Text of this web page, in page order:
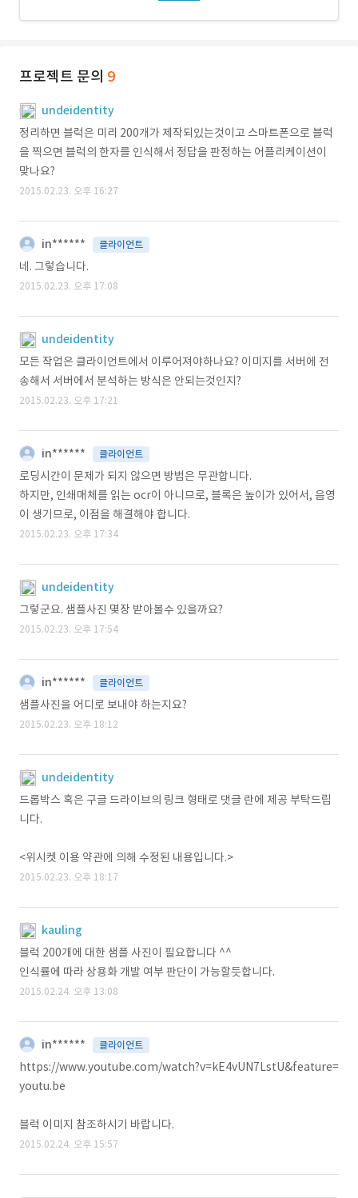
프로젝트 문의 9
undeidentity
정리하면 블럭은 미리 200개가 제작되있는것이고 스마트폰으로 블럭
을 찍으면 블럭의 한자를 인식해서 정답을 판정하는 어플리케이션이
맞나요?
2015.02.23. 오후 16:27
in****** 클라이언트
네. 그렇습니다.
2015.02.23. 오후 17:08
undeidentity
모든 작업은 클라이언트에서 이루어져야하나요? 이미지를 서버에 전
송해서 서버에서 분석하는 방식은 안되는것인지?
2015.02.23. 오후 17:21
in****** 클라이언트
로딩시간이 문제가 되지 않으면 방법은 무관합니다.
하지만, 인쇄매체를 읽는 ocr이 아니므로, 블록은 높이가 있어서, 음영
이 생기므로, 이점을 해결해야 합니다.
2015.02.23. 오후 17:34
undeidentity
그렇군요. 샘플사진 몇장 받아볼수 있을까요?
2015.02.23. 오후 17:54
in****** 클라이언트
샘플사진을 어디로 보내야 하는지요?
2015.02.23. 오후 18:12
undeidentity
드롭박스 혹은 구글 드라이브의 링크 형태로 댓글 란에 제공 부탁드립
니다.
<위시켓 이용 약관에 의해 수정된 내용입니다.>
2015.02.23. 오후 18:17
kauling
블럭 200개에 대한 샘플 사진이 필요합니다 ^^
인식률에 따라 상용화 개발 여부 판단이 가능할듯합니다.
2015.02.24. 오후 13:08
in****** 클라이언트
https://www.youtube.com/watch?v=kE4vUN7LstU&feature=
youtu.be
블럭 이미지 참조하시기 바랍니다.
2015.02.24. 오후 15:57